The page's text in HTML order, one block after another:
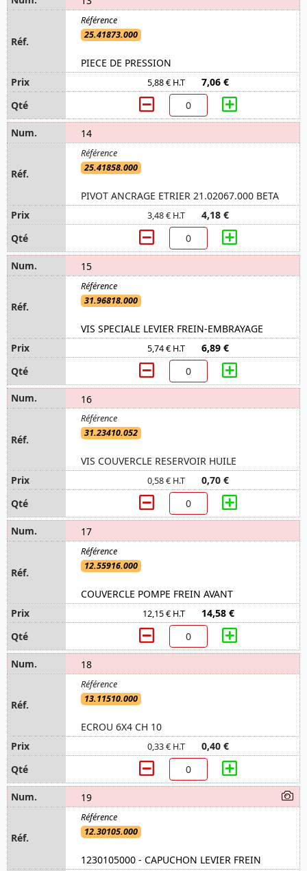
25.41873.000
PIECE DE PRESSION
5,88 € H.T 7,06 €
14
25.41858.000
PIVOT ANCRAGE ETRIER 21.02067.000 BETA
3,48 € H.T 4,18 €
15
31.96818.000
VIS SPECIALE LEVIER FREIN-EMBRAYAGE
5,74 € H.T 6,89 €
16
31.23410.052
VIS COUVERCLE RESERVOIR HUILE
0,58 € H.T 0,70 €
17
12.55916.000
COUVERCLE POMPE FREIN AVANT
12,15 € H.T 14,58 €
18
13.11510.000
ECROU 6X4 CH 10
0,33 € H.T 0,40 €
19
12.30105.000
1230105000 - CAPUCHON LEVIER FREIN